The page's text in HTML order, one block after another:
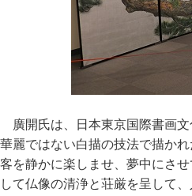
廣開氏は、日本東京国際書画
華麗ではない白描の技法で描か
客を静かに楽しませ、夢中にさ
して仏像の清浄と荘厳を呈して